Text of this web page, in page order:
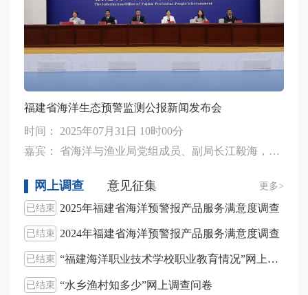
福建省海洋生态预警监测公报新闻发布会
时间：
2025年07月31日 10时00分
嘉宾：
省海洋与渔业局党组成员、副局长江毅海，省生态环境厅海洋生态环境处处长刘晨，省海洋与渔业局防灾减灾处处长康建平，省自然资源厅生态修复处二级调研员（主持工作）陈昕，省林业局湿地保护中心主任周冬良
网上调查 意见征集 更多>
已结束 2025年福建省海洋预警报产品服务满意度调查
已结束 2024年福建省海洋预警报产品服务满意度调查
已结束 “福建海洋职业技术学校职业教育情况”网上调查问卷
已结束 “水乡渔村知多少”网上调查问卷